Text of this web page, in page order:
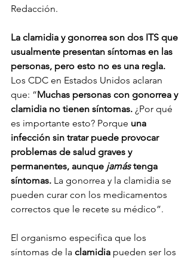
Redacción.
La clamidia y gonorrea son dos ITS que
usualmente presentan síntomas en las
personas, pero esto no es una regla.
Los CDC en Estados Unidos aclaran
que: “Muchas personas con gonorrea y
clamidia no tienen síntomas. ¿Por qué
es importante esto? Porque una
infección sin tratar puede provocar
problemas de salud graves y
permanentes, aunque jamás tenga
síntomas. La gonorrea y la clamidia se
pueden curar con los medicamentos
correctos que le recete su médico”.
El organismo especifica que los
síntomas de la clamidia pueden ser los